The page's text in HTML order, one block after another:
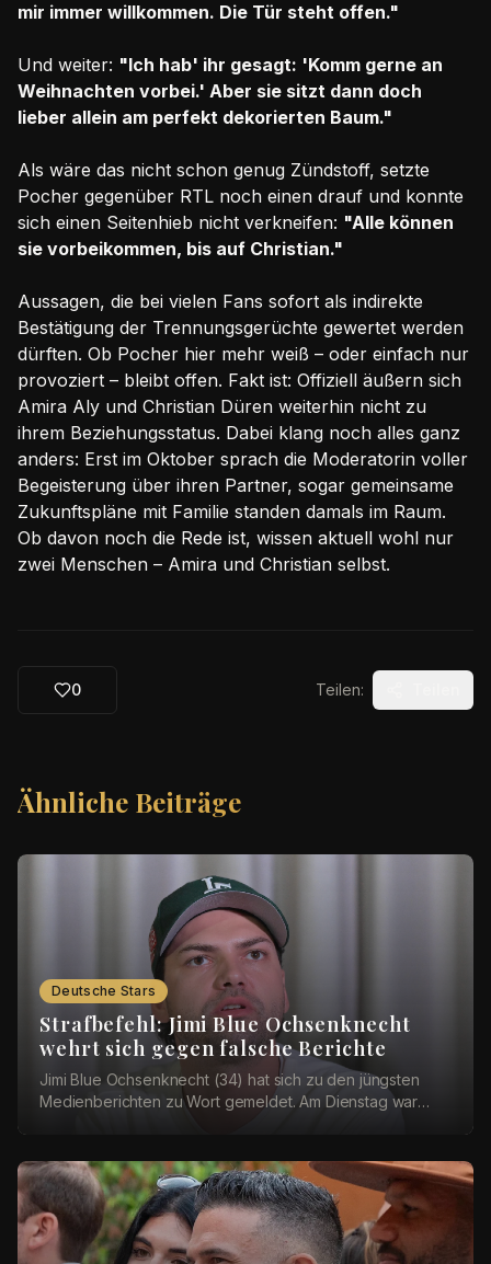
mir immer willkommen. Die Tür steht offen."
Und weiter: "Ich hab' ihr gesagt: 'Komm gerne an
Weihnachten vorbei.' Aber sie sitzt dann doch
lieber allein am perfekt dekorierten Baum."
Als wäre das nicht schon genug Zündstoff, setzte
Pocher gegenüber RTL noch einen drauf und konnte
sich einen Seitenhieb nicht verkneifen: "Alle können
sie vorbeikommen, bis auf Christian."
Aussagen, die bei vielen Fans sofort als indirekte
Bestätigung der Trennungsgerüchte gewertet werden
dürften. Ob Pocher hier mehr weiß – oder einfach nur
provoziert – bleibt offen. Fakt ist: Offiziell äußern sich
Amira Aly und Christian Düren weiterhin nicht zu
ihrem Beziehungsstatus. Dabei klang noch alles ganz
anders: Erst im Oktober sprach die Moderatorin voller
Begeisterung über ihren Partner, sogar gemeinsame
Zukunftspläne mit Familie standen damals im Raum.
Ob davon noch die Rede ist, wissen aktuell wohl nur
zwei Menschen – Amira und Christian selbst.
0 Teilen:
Ähnliche Beiträge
Deutsche Stars
Strafbefehl: Jimi Blue Ochsenknecht
wehrt sich gegen falsche Berichte
Jimi Blue Ochsenknecht (34) hat sich zu den jüngsten
Medienberichten zu Wort gemeldet. Am Dienstag war